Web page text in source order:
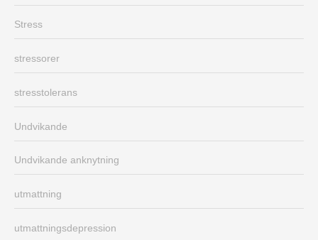
Stress
stressorer
stresstolerans
Undvikande
Undvikande anknytning
utmattning
utmattningsdepression